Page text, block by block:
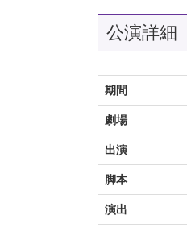
公演詳細
期間
劇場
出演
脚本
演出